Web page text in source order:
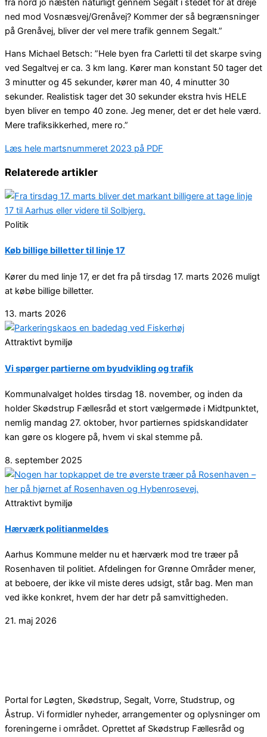
ned mod Vosnæsvej/Grenåvej? Kommer der så begrænsninger
på Grenåvej, bliver der vel mere trafik gennem Segalt.”
Hans Michael Betsch: ”Hele byen fra Carletti til det skarpe sving
ved Segaltvej er ca. 3 km lang. Kører man konstant 50 tager det
3 minutter og 45 sekunder, kører man 40, 4 minutter 30
sekunder. Realistisk tager det 30 sekunder ekstra hvis HELE
byen bliver en tempo 40 zone. Jeg mener, det er det hele værd.
Mere trafiksikkerhed, mere ro.”
Læs hele martsnummeret 2023 på PDF
Relaterede artikler
Politik
Køb billige billetter til linje 17
Kører du med linje 17, er det fra på tirsdag 17. marts 2026 muligt
at købe billige billetter.
13. marts 2026
Attraktivt bymiljø
Vi spørger partierne om byudvikling og trafik
Kommunalvalget holdes tirsdag 18. november, og inden da
holder Skødstrup Fællesråd et stort vælgermøde i Midtpunktet,
nemlig mandag 27. oktober, hvor partiernes spidskandidater
kan gøre os klogere på, hvem vi skal stemme på.
8. september 2025
Attraktivt bymiljø
Hærværk politianmeldes
Aarhus Kommune melder nu et hærværk mod tre træer på
Rosenhaven til politiet. Afdelingen for Grønne Områder mener,
at beboere, der ikke vil miste deres udsigt, står bag. Men man
ved ikke konkret, hvem der har detr på samvittigheden.
21. maj 2026
Portal for Løgten, Skødstrup, Segalt, Vorre, Studstrup, og
Åstrup. Vi formidler nyheder, arrangementer og oplysninger om
foreningerne i området. Oprettet af Skødstrup Fællesråd og